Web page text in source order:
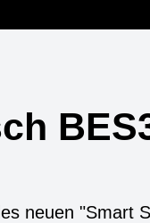
neuen "Smart